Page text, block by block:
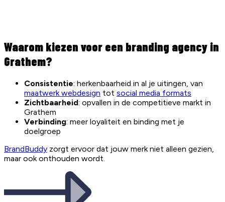
Waarom kiezen voor een branding agency in
Grathem?
Consistentie: herkenbaarheid in al je uitingen, van
maatwerk webdesign tot social media formats
Zichtbaarheid: opvallen in de competitieve markt in
Grathem
Verbinding: meer loyaliteit en binding met je
doelgroep
BrandBuddy zorgt ervoor dat jouw merk niet alleen gezien,
maar ook onthouden wordt.